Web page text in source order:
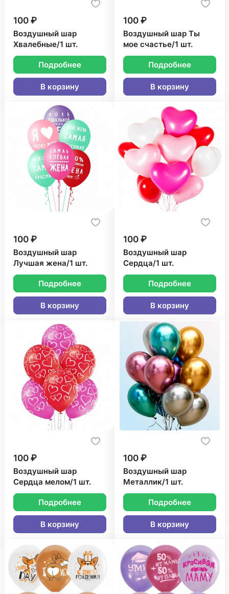
100 ₽
Воздушный шар
Хвалебные/1 шт.
Подробнее
В корзину
100 ₽
Воздушный шар Ты
мое счастье/1 шт.
Подробнее
В корзину
100 ₽
Воздушный шар
Лучшая жена/1 шт.
Подробнее
В корзину
100 ₽
Воздушный шар
Сердца/1 шт.
Подробнее
В корзину
100 ₽
Воздушный шар
Сердца мелом/1 шт.
Подробнее
В корзину
100 ₽
Воздушный шар
Металлик/1 шт.
Подробнее
В корзину